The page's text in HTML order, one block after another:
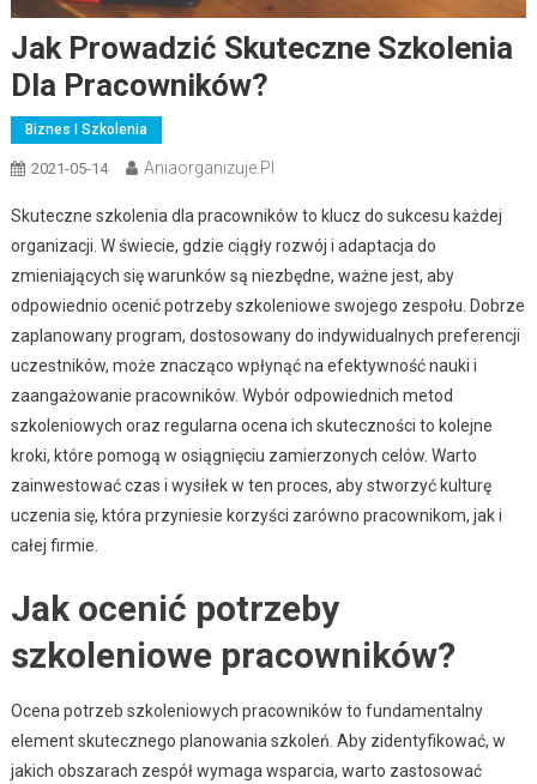
Jak Prowadzić Skuteczne Szkolenia
Dla Pracowników?
Biznes I Szkolenia
2021-05-14 Aniaorganizuje.pl
Skuteczne szkolenia dla pracowników to klucz do sukcesu każdej
organizacji. W świecie, gdzie ciągły rozwój i adaptacja do
zmieniających się warunków są niezbędne, ważne jest, aby
odpowiednio ocenić potrzeby szkoleniowe swojego zespołu. Dobrze
zaplanowany program, dostosowany do indywidualnych preferencji
uczestników, może znacząco wpłynąć na efektywność nauki i
zaangażowanie pracowników. Wybór odpowiednich metod
szkoleniowych oraz regularna ocena ich skuteczności to kolejne
kroki, które pomogą w osiągnięciu zamierzonych celów. Warto
zainwestować czas i wysiłek w ten proces, aby stworzyć kulturę
uczenia się, która przyniesie korzyści zarówno pracownikom, jak i
całej firmie.
Jak ocenić potrzeby
szkoleniowe pracowników?
Ocena potrzeb szkoleniowych pracowników to fundamentalny
element skutecznego planowania szkoleń. Aby zidentyfikować, w
jakich obszarach zespół wymaga wsparcia, warto zastosować